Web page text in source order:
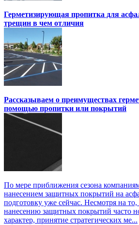
Герметизирующая пропитка для
трещин в чем отличия
Рассказываем о преимуществах
помощью пропитки или покрытий
По мере приближения сезона
нанесением защитных покрытий на
подготовку уже сейчас. Несмотря на то,
нанесению защитных покрытий часто
характер, принятие стратегических ме...